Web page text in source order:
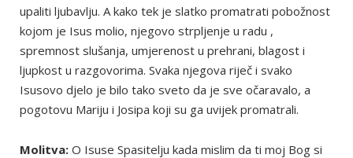
upaliti ljubavlju. A kako tek je slatko promatrati pobožnost
kojom je Isus molio, njegovo strpljenje u radu ,
spremnost slušanja, umjerenost u prehrani, blagost i
ljupkost u razgovorima. Svaka njegova riječ i svako
Isusovo djelo je bilo tako sveto da je sve očaravalo, a
pogotovu Mariju i Josipa koji su ga uvijek promatrali.
Molitva: O Isuse Spasitelju kada mislim da ti moj Bog si